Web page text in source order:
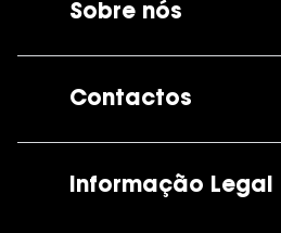
Sobre nós
Contactos
Informação Legal